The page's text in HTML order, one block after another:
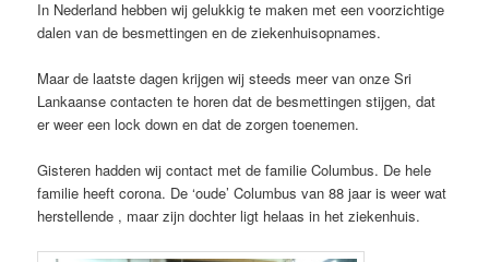
In Nederland hebben wij gelukkig te maken met een voorzichtige
dalen van de besmettingen en de ziekenhuisopnames.
Maar de laatste dagen krijgen wij steeds meer van onze Sri
Lankaanse contacten te horen dat de besmettingen stijgen, dat
er weer een lock down en dat de zorgen toenemen.
Gisteren hadden wij contact met de familie Columbus. De hele
familie heeft corona. De ‘oude’ Columbus van 88 jaar is weer wat
herstellende , maar zijn dochter ligt helaas in het ziekenhuis.